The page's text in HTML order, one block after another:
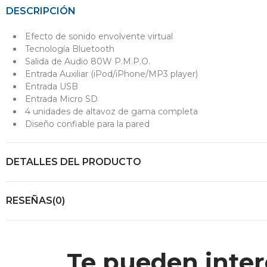
DESCRIPCIÓN
Efecto de sonido envolvente virtual
Tecnología Bluetooth
Salida de Audio 80W P.M.P.O.
Entrada Auxiliar (iPod/iPhone/MP3 player)
Entrada USB
Entrada Micro SD
4 unidades de altavoz de gama completa
Diseño confiable para la pared
DETALLES DEL PRODUCTO
RESEÑAS(0)